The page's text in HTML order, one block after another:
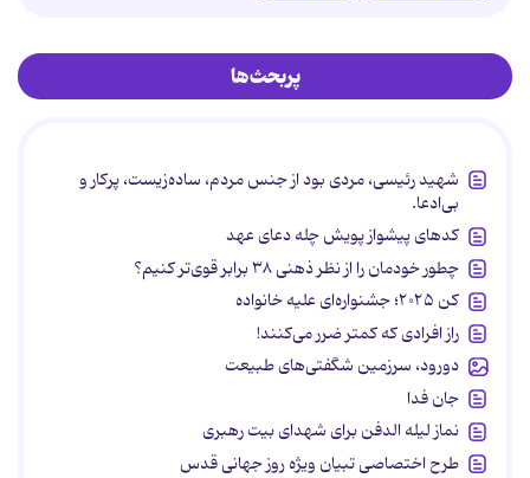
پربحث‌ها
شهید رئیسی، مردی بود از جنس مردم، ساده‌زیست، پرکار و
بی‌ادعا.
کدهای پیشواز پویش چله دعای عهد
چطور خودمان را از نظر ذهنی ۳۸ برابر قوی‌تر کنیم؟
کن ۲۰۲۵؛ جشنواره‌ای علیه خانواده
راز افرادی که کمتر ضرر می‌کنند!
دورود، سرزمین شگفتی‌های طبیعت
جان فدا
نماز لیله الدفن برای شهدای بیت رهبری
طرح اختصاصی تبیان ویژه روز جهانی قدس